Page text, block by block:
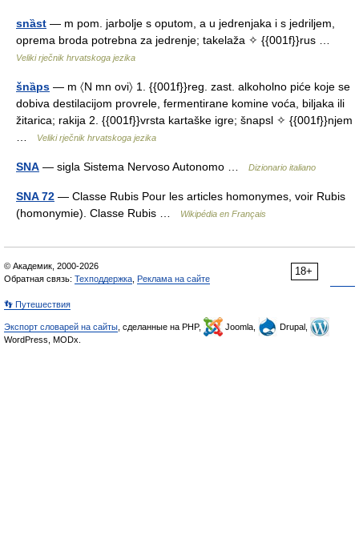
snȁst — m pom. jarbolje s oputom, a u jedrenjaka i s jedriljem,
oprema broda potrebna za jedrenje; takelaža ✧ {{001f}}rus …
Veliki rječnik hrvatskoga jezika
šnȁps — m 〈N mn ovi〉 1. {{001f}}reg. zast. alkoholno piće koje se
dobiva destilacijom provrele, fermentirane komine voća, biljaka ili
žitarica; rakija 2. {{001f}}vrsta kartaške igre; šnapsl ✧ {{001f}}njem
Veliki rječnik hrvatskoga jezika
SNA — sigla Sistema Nervoso Autonomo … Dizionario italiano
SNA 72 — Classe Rubis Pour les articles homonymes, voir Rubis
(homonymie). Classe Rubis …
Wikipédia en Français
18+
© Академик, 2000-2026
Обратная связь: Техподдержка Реклама на сайте
👣 Путешествия
Экспорт словарей на сайты , сделанные на PHP, Joomla,
Drupal,
WordPress, MODx.